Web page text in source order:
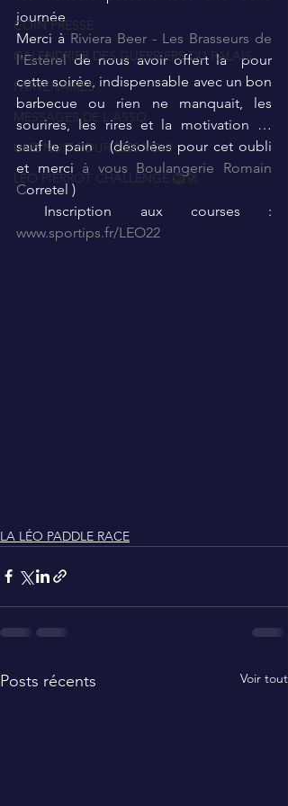
COIN PRESSE
CALENDRIER DES GUERRIERS DU PALAIS
PARTENAIRES
MESSAGES DE L'ASSO
UNE NUIT POUR 2500 VOIX
LEO PIERROT CHALLENGE 🦁🚀
journée
Merci à Riviera Beer - Les Brasseurs de
l'Estérel de nous avoir offert la  pour
cette soirée, indispensable avec un bon
barbecue ou rien ne manquait, les
sourires, les rires et la motivation …
sauf le pain   (désolées pour cet oubli
et merci à vous Boulangerie Romain
Corretel )
www.sportips.fr/LEO22
LA LÉO PADDLE RACE
Posts récents Voir tout